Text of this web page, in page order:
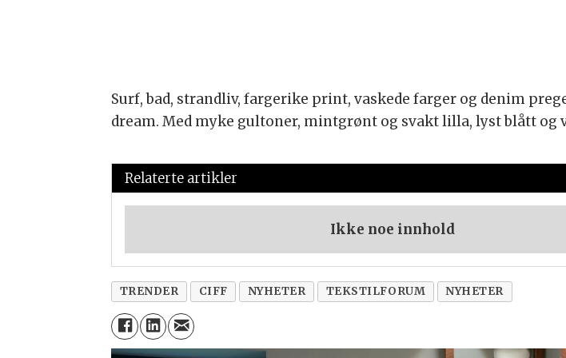
Surf, bad, strandliv, fargerike print, vaskede farger og denim
dream. Med myke gultoner, mintgrønt og svakt lilla, lyst blått og
Relaterte artikler
Ikke noe innhold
TRENDER CIFF NYHETER TEKSTILFORUM NYHETER